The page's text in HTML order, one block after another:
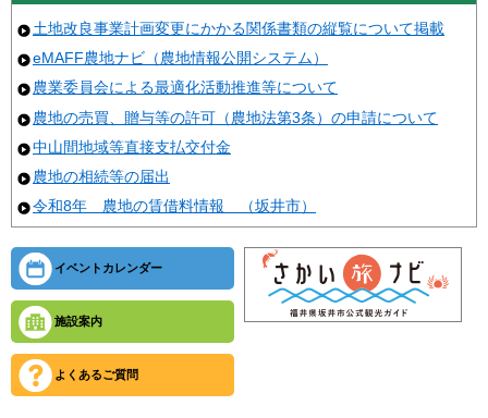
土地改良事業計画変更にかかる関係書類の縦覧について掲載
eMAFF農地ナビ（農地情報公開システム）
農業委員会による最適化活動推進等について
農地の売買、贈与等の許可（農地法第3条）の申請について
中山間地域等直接支払交付金
農地の相続等の届出
令和8年 農地の賃借料情報 （坂井市）
イベントカレンダー
施設案内
よくあるご質問